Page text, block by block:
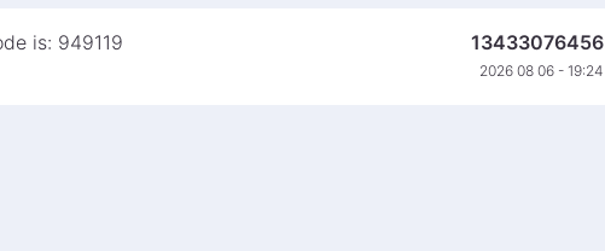
is: 949119 13433076456
2026 08 06 - 19:24